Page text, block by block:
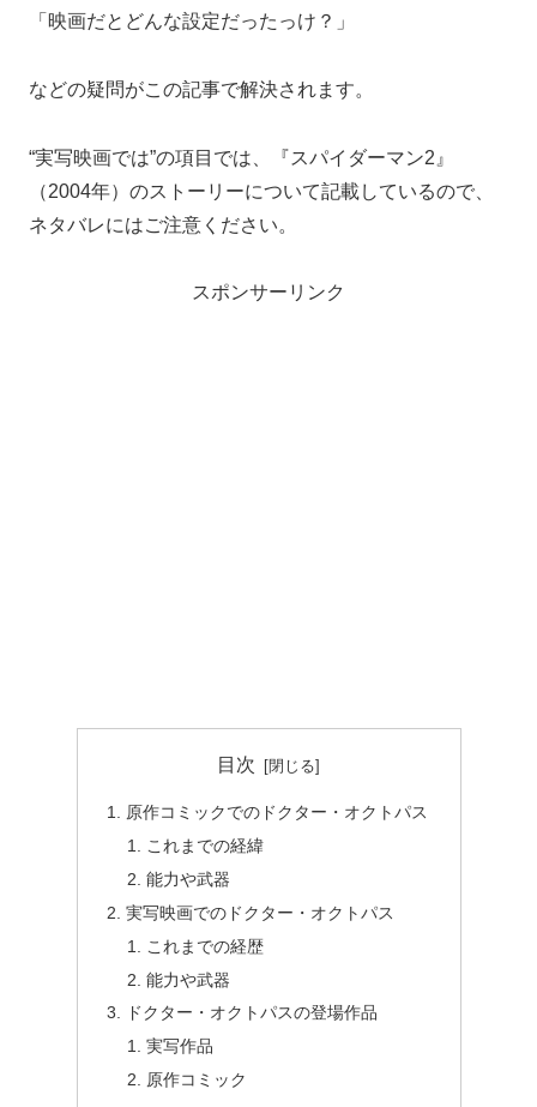
「映画だとどんな設定だったっけ？」
などの疑問がこの記事で解決されます。
“実写映画では”の項目では、『スパイダーマン2』
（2004年）のストーリーについて記載しているので、
ネタバレにはご注意ください。
スポンサーリンク
目次
原作コミックでのドクター・オクトパス
これまでの経緯
能力や武器
実写映画でのドクター・オクトパス
これまでの経歴
能力や武器
ドクター・オクトパスの登場作品
実写作品
原作コミック